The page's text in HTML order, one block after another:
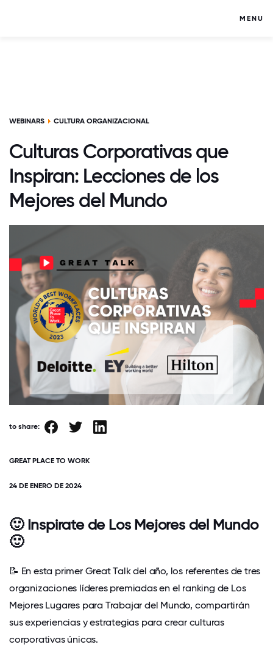
MENU
WEBINARS CULTURA ORGANIZACIONAL
Culturas Corporativas que
Inspiran: Lecciones de los
Mejores del Mundo
to share:
GREAT PLACE TO WORK
24 DE ENERO DE 2024
🙂 Inspirate de Los Mejores del Mundo
🙂
📝 En esta primer Great Talk del año, los referentes de tres
organizaciones líderes premiadas en el ranking de Los
Mejores Lugares para Trabajar del Mundo, compartirán
sus experiencias y estrategias para crear culturas
corporativas únicas.